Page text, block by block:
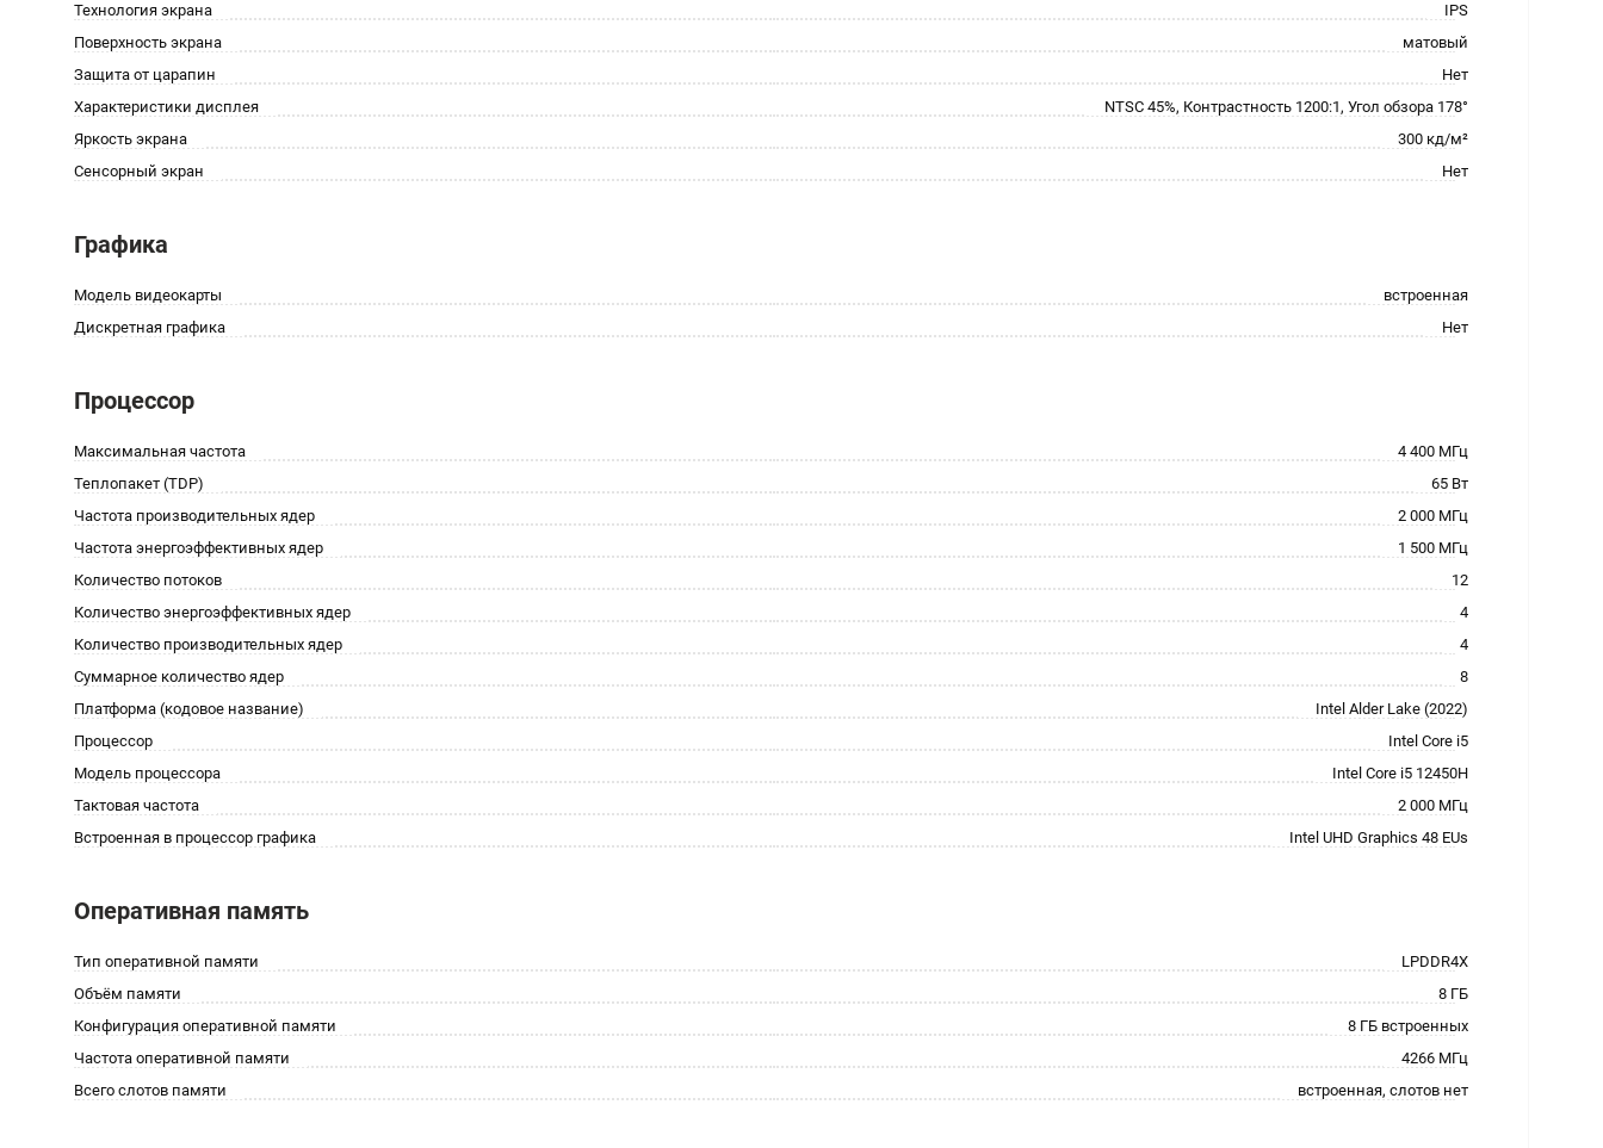
Технология экрана
IPS
Поверхность экрана
матовый
Защита от царапин
Нет
Характеристики дисплея
NTSC 45%, Контрастность 1200:1, Угол обзора 178°
Яркость экрана
300 кд/м²
Сенсорный экран
Нет
Графика
Модель видеокарты
встроенная
Дискретная графика
Нет
Процессор
Максимальная частота
4 400 МГц
Теплопакет (TDP)
65 Вт
Частота производительных ядер
2 000 МГц
Частота энергоэффективных ядер
1 500 МГц
Количество потоков
12
Количество энергоэффективных ядер
4
Количество производительных ядер
4
Суммарное количество ядер
8
Платформа (кодовое название)
Intel Alder Lake (2022)
Процессор
Intel Core i5
Модель процессора
Intel Core i5 12450H
Тактовая частота
2 000 МГц
Встроенная в процессор графика
Intel UHD Graphics 48 EUs
Оперативная память
Тип оперативной памяти
LPDDR4X
Объём памяти
8 ГБ
Конфигурация оперативной памяти
8 ГБ встроенных
Частота оперативной памяти
4266 МГц
Всего слотов памяти
встроенная, слотов нет